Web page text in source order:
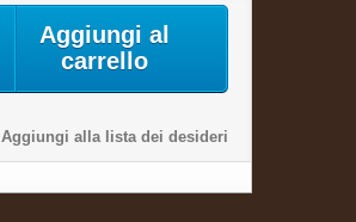
Aggiungi al
carrello
Aggiungi alla lista dei desideri